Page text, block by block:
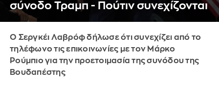
σύνοδο Τραμπ - Πούτιν συνεχίζονται
Ο Σεργκέι Λαβρόφ δήλωσε ότι συνεχίζει από το
τηλέφωνο τις επικοινωνίες με τον Μάρκο
Ρούμπιο για την προετοιμασία της συνόδου της
Βουδαπέστης